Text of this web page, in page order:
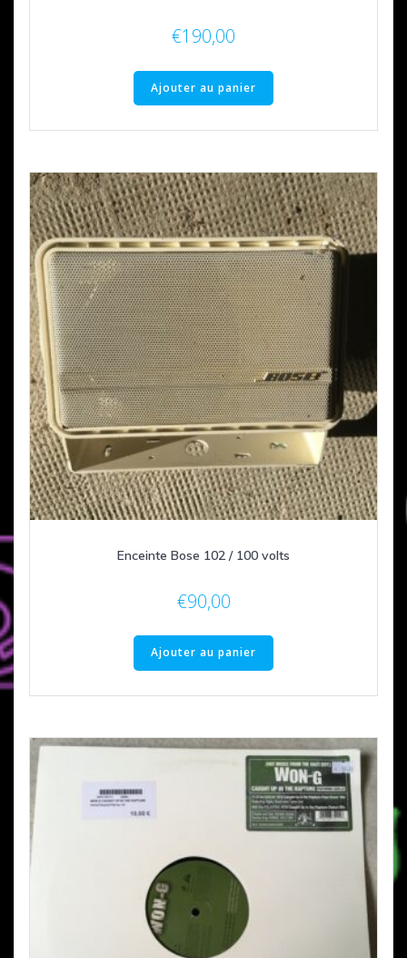
€190,00
Ajouter au panier
Enceinte Bose 102 / 100 volts
€90,00
Ajouter au panier